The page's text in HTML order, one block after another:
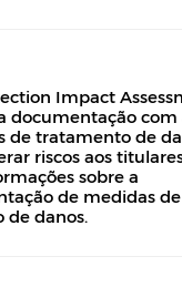
Impact
documentação com
de tratamento de
riscos aos
sobre a
de medidas de
de danos.